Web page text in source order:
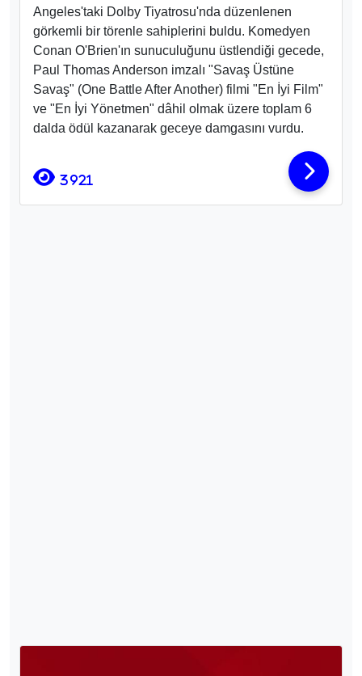
Angeles'taki Dolby Tiyatrosu'nda düzenlenen
görkemli bir törenle sahiplerini buldu. Komedyen
Conan O'Brien'ın sunuculuğunu üstlendiği gecede,
Paul Thomas Anderson imzalı "Savaş Üstüne
Savaş" (One Battle After Another) filmi "En İyi Film"
ve "En İyi Yönetmen" dâhil olmak üzere toplam 6
dalda ödül
kazanarak geceye damgasını vurdu.
3921